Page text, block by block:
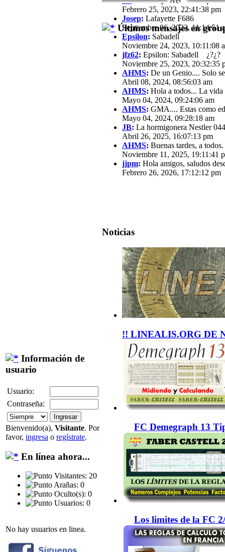
Información de
usuario
Usuario:
Contraseña:
Bienvenido(a), Visitante. Por
favor, ingresa o regístrate.
En línea ahora...
Visitantes: 20
Arañas: 0
Oculto(s): 0
Usuarios: 0
No hay usuarios en linea.
Febrero 25, 2023, 22:41:38 pm
Josep: Lafayette F686
Septiembre 06, 2023, 11:14:51
Epsilon: Sabadell
Noviembre 24, 2023, 10:11:08
jfz62: Epsilon: Sabadell ¿?¿?
Noviembre 25, 2023, 20:32:35
AHMS: De un Genio.... Solo
Abril 08, 2024, 08:56:03 am
AHMS: Hola a todos... La vida
Mayo 04, 2024, 09:24:06 am
AHMS: GMA.... Estas como
Mayo 04, 2024, 09:28:18 am
JB: La hormigonera Nestler
Abril 26, 2025, 16:07:13 pm
AHMS: Buenas tardes, a todos.
Noviembre 11, 2025, 19:11:41
jjpm: Hola amigos, saludos
Febrero 26, 2026, 17:12:12 pm
Últimos mensajes en
Noticias
!! LINEALIS.ORG DE
FC Demegraph 13
Los limites de la FC